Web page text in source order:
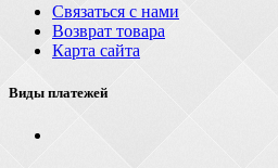
Связаться с нами
Возврат товара
Карта сайта
Виды платежей